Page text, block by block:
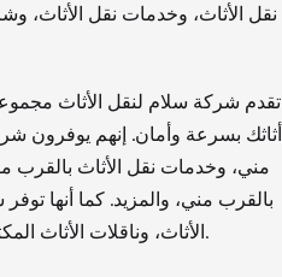
نقل الأثاث، وخدمات نقل الأثاث،
تقدم شركة سلام لنقل الأثاث
أثاثك بسرعة وأمان. إنهم يوفرون
مني، وخدمات نقل الأثاث بالقرب
بالقرب مني، والمزيد. كما أنها
الأثاث، وناقلات الأثاث المكتبي، ونقل الأثاث الثقيل، ونقل قطعة أثاث واحدة.